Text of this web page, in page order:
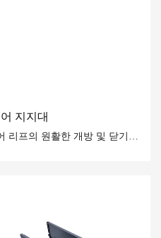
지지대
리프의 원활한 개방 및 닫기를
고 설치하기 쉬우 며 가정용 편